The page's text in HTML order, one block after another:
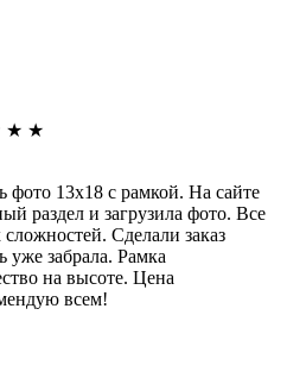
★ ★
фото 13х18 с рамкой. На сайте
раздел и загрузила фото. Все
Сделали заказ
уже забрала. Рамка
на высоте. Цена
всем!